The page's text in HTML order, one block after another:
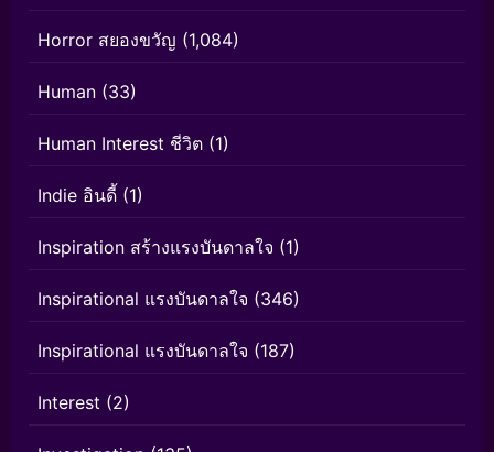
Horror สยองขวัญ (1,084)
Human (33)
Human Interest ชีวิต (1)
Indie อินดี้ (1)
Inspiration สร้างแรงบันดาลใจ (1)
Inspirational แรงบันดาลใจ (346)
Inspirational แรงบันดาลใจ (187)
Interest (2)